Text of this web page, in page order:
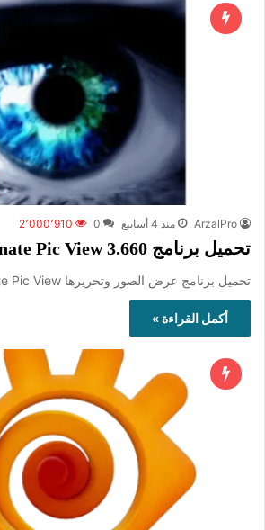
ArzalPro منذ 4 أسابيع 0 2٬000٬910
تحميل برنامج Alternate Pic View 3.660
تحميل برنامج عرض الصور وتحريرها Alternate Pic View للويندوز
أكمل القراءة »